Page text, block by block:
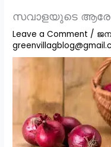
സവാളയുടെ
Leave a Comment /